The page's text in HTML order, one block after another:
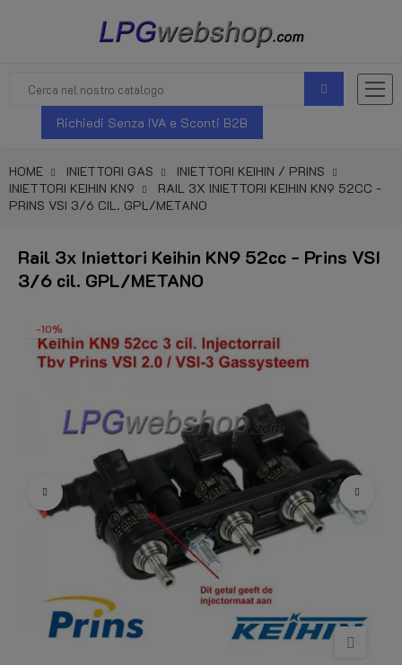
Richiedi Senza IVA e Sconti B2B
HOME INIETTORI GAS
INIETTORI KEIHIN / PRINS
INIETTORI KEIHIN KN9
RAIL 3X INIETTORI KEIHIN KN9 52CC -
PRINS VSI 3/6 CIL. GPL/METANO
Rail 3x Iniettori Keihin KN9 52cc - Prins VSI
3/6 cil. GPL/METANO
-10%